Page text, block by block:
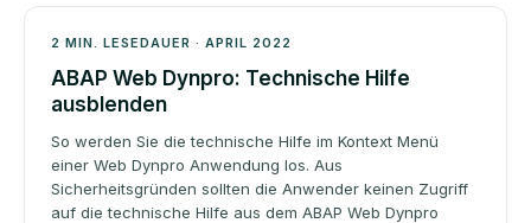
Beratung
2 MIN. LESEDAUER · APRIL 2022
ABAP Web Dynpro: Technische Hilfe
ausblenden
So werden Sie die technische Hilfe im Kontext Menü
einer Web Dynpro Anwendung los. Aus
Sicherheitsgründen sollten die Anwender keinen Zugriff
auf die technische Hilfe aus dem ABAP Web Dynpro